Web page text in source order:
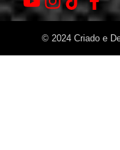
© 2024 Criado e